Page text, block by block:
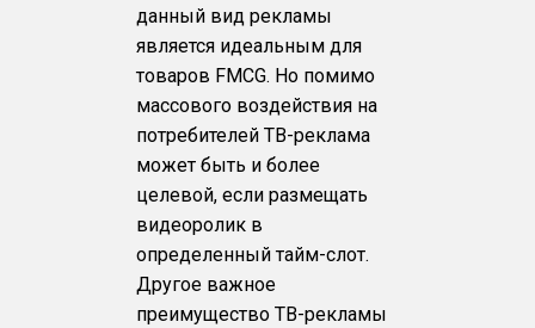
данный вид рекламы
является идеальным для
товаров FMCG. Но помимо
массового воздействия на
потребителей ТВ-реклама
может быть и более
целевой, если размещать
видеоролик в
определенный тайм-слот.
Другое важное
преимущество ТВ-рекламы